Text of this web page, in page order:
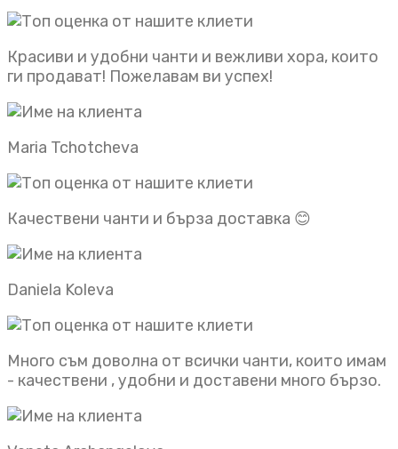
Красиви и удобни чанти и вежливи хора, които
ги продават! Пожелавам ви успех!
Maria Tchotcheva
Качествени чанти и бърза доставка 😊
Daniela Koleva
Много съм доволна от всички чанти, които имам
- качествени , удобни и доставени много бързо.